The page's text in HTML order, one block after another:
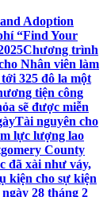
Adoption
“Find Your
Chương trình
Nhân viên làm
325 đô la một
tiện công
sẽ được miễn
Tài nguyên cho
lực lượng lao
County
đã xài như váy,
kiện cho sự kiện
28 tháng 2